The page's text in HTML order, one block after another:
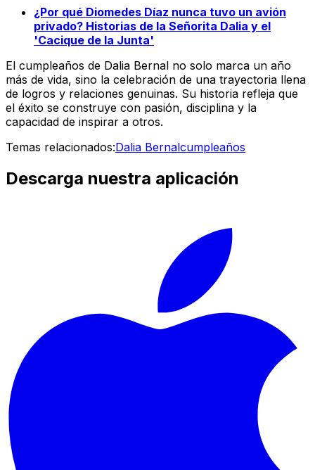
¿Por qué Diomedes Díaz nunca tuvo un avión
privado? Historias de la Señorita Dalia y el
'Cacique de la Junta'
El cumpleaños de Dalia Bernal no solo marca un año
más de vida, sino la celebración de una trayectoria llena
de logros y relaciones genuinas. Su historia refleja que
el éxito se construye con pasión, disciplina y la
capacidad de inspirar a otros.
Temas relacionados:Dalia Bernalcumpleaños
Descarga nuestra aplicación